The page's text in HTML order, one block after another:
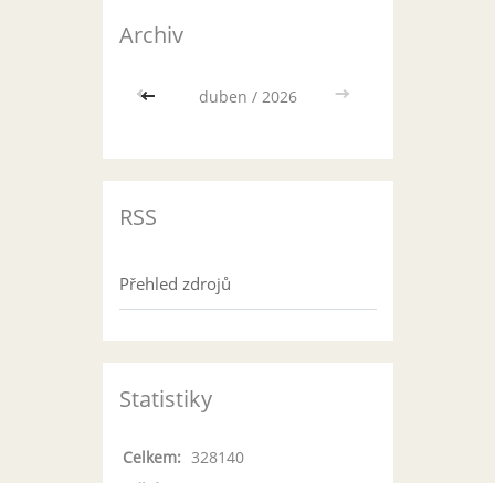
Archiv
<< duben / 2026 >>
RSS
Přehled zdrojů
Statistiky
Celkem: 328140